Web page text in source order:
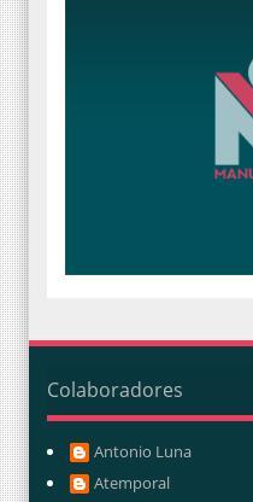
Colaboradores
Antonio Luna
Atemporal